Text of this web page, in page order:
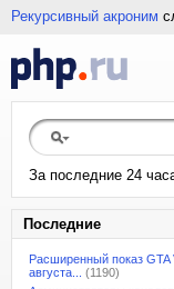
Рекурсивный акроним
За последние 24
Последние
Расширенный показ GTA
августа...
(1190)